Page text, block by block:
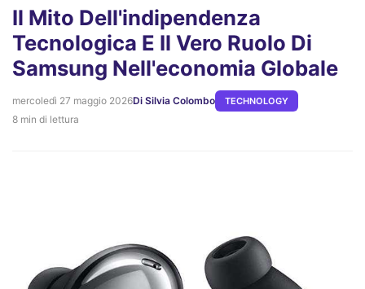
Il Mito Dell'indipendenza
Tecnologica E Il Vero Ruolo Di
Samsung Nell'economia Globale
mercoledì 27 maggio 2026Di Silvia Colombo TECHNOLOGY
8 min di lettura